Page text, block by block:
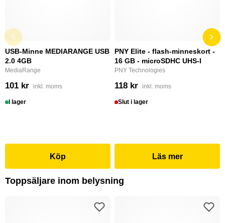
USB-Minne MEDIARANGE USB
2.0 4GB
MediaRange
101 kr inkl. moms
I lager
Köp
PNY Elite - flash-minneskort -
16 GB - microSDHC UHS-I
PNY Technologies
118 kr inkl. moms
Slut i lager
Läs mer
Toppsäljare inom belysning